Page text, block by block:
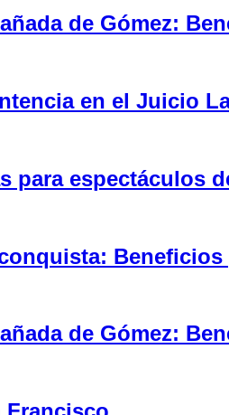
de Gómez:
en el Juicio
para espectáculos
de Gómez: